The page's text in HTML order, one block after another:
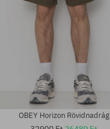
OBEY Horizon Rövidnadrág